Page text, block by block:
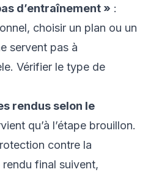
d’entraînement » :
choisir un plan ou un
servent pas à
Vérifier le type de
rendus selon le
qu’à l’étape brouillon.
contre la
final suivent,